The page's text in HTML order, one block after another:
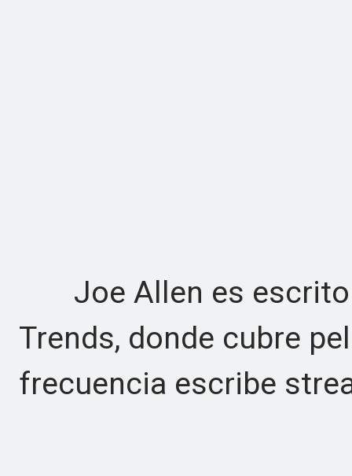
Joe Allen es escritor
Trends, donde cubre
frecuencia escribe